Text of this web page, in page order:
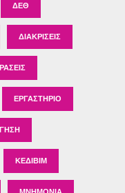
ΔΕΘ
ΔΙΑΚΡΊΣΕΙΣ
ΕΡΓΑΣΤΉΡΙΟ
ΚΕΔΙΒΙΜ